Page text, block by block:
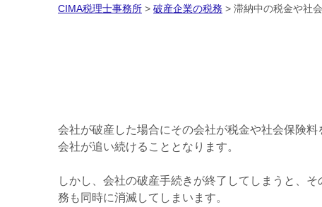
CIMA税理士事務所 > 破産企業の税務 > 滞納中の税金や社
会社が破産した場合にその会社が税金や社会保険
会社が追い続けることとなります。
しかし、会社の破産手続きが終了してしまうと、
務も同時に消滅してしまいます。